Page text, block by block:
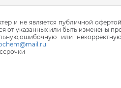
и не является публичной
от указанных или быть изменены
или